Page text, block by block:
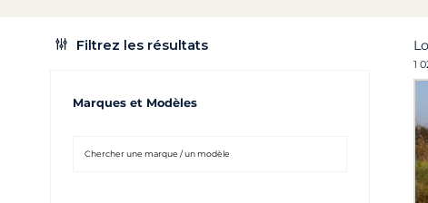
Filtrez les résultats
Marques et Modèles
1